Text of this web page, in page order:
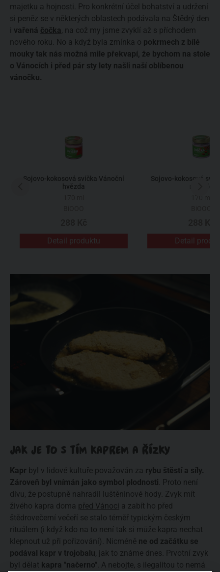
majetku a hojnosti. Pro konkrétní účel bohatství a udržení
si peněz se v některých oblastech podávala na Štědrý den
vařená čočka, na což my jsme zvyklí až s příchodem
nového roku. No a když byla zmínka o pokrmech z bílé
mouky tak nás možná mile překvapí, že bychom na stole
o Vánocích i před pár sty lety našli naší oblíbenou
vánočku.
Sojovo-kokosová svíčka Vánoční
hvězda
Detail produktu
Sojovo-kokosová
mandle
Detail
JAK JE TO S TÍM KAPREM A ŘÍZKY
Kapr byl v lidové kultuře považován za rybu štěstí a síly.
Zároveň byl vnímán jako symbol plodnosti . Proto není
divu, že postupně nahradil luštěninové hody. Zvyk mít
živého kapra doma před Vánoci a zabít ho před
štědrovečerní večeří se stalo téměř typickým českým
rituálem (i když kdo na to není tak si může kapra nechat
klepnout už při pořizování). Nicméně ne od začátku se
podával kapr v trojobalu, jak to známe dnes. Prvotní zvyk
byl dělat kapra "načerno" . A nebojte, s ilegalitou to nemá